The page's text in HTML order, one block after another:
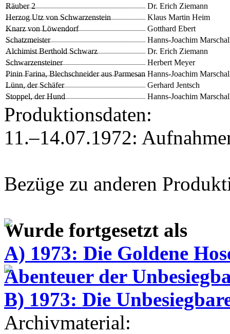
Räuber 2
Dr. Erich Ziemann
Herzog Utz von Schwarzenstein
Klaus Martin Heim
Knarz von Löwendorf
Gotthard Ebert
Schatzmeister
Hanns-Joachim
Alchimist Berthold Schwarz
Dr. Erich Ziemann
Schwarzensteiner
Herbert Meyer
Pinin Farina, Blechschneider aus Parmesan Hanns-Joachim
Lünn, der Schäfer
Gerhard Jentsch
Stoppel, der Hund
Hanns-Joachim
Produktionsdaten:
11.–14.07.1972:
Bezüge zu anderen
Wurde fortgesetzt als
A) 1973: Die Goldene
Abenteuer der
B) 1973: Die
Archivmaterial: